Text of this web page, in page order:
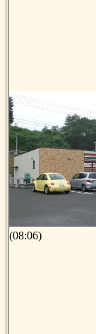
(08:06)